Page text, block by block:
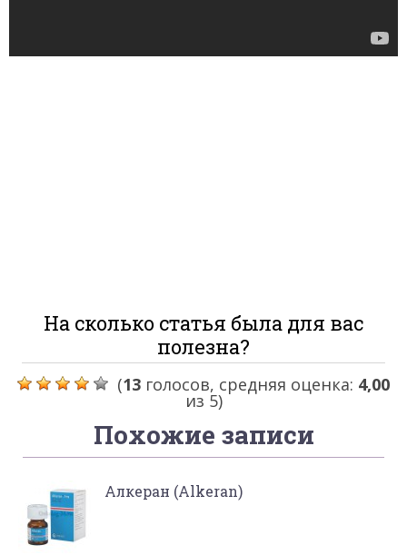
На сколько статья была для вас
полезна?
(13 голосов, средняя оценка: 4,00
из 5)
Похожие записи
Алкеран (Alkeran)